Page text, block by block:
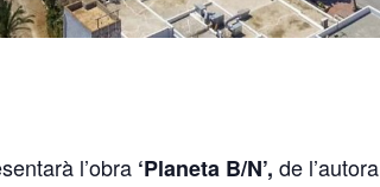
l’obra ‘Planeta B/N’, de l’autora